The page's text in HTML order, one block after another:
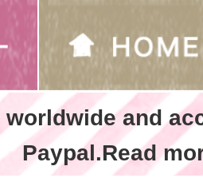
worldwide and
Paypal.Read